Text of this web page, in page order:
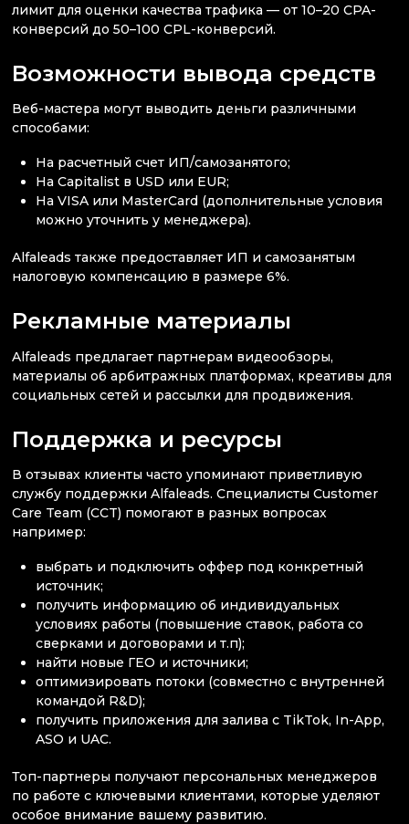
лимит для оценки качества трафика — от 10–20 CPA-
конверсий до 50–100 CPL-конверсий.
Возможности вывода средств
Веб-мастера могут выводить деньги различными
способами:
На расчетный счет ИП/самозанятого;
На Capitalist в USD или EUR;
На VISA или MasterCard (дополнительные условия
можно уточнить у менеджера).
Alfaleads также предоставляет ИП и самозанятым
налоговую компенсацию в размере 6%.
Рекламные материалы
Alfaleads предлагает партнерам видеообзоры,
материалы об арбитражных платформах, креативы для
социальных сетей и рассылки для продвижения.
Поддержка и ресурсы
В отзывах клиенты часто упоминают приветливую
службу поддержки Alfaleads. Специалисты Customer
Care Team (CCT) помогают в разных вопросах
например:
выбрать и подключить оффер под конкретный
источник;
получить информацию об индивидуальных
условиях работы (повышение ставок, работа со
сверками и договорами и т.п);
найти новые ГЕО и источники;
оптимизировать потоки (совместно с внутренней
командой R&D);
получить приложения для залива с TikTok, In-App,
ASO и UAC.
Топ-партнеры получают персональных менеджеров
по работе с ключевыми клиентами, которые уделяют
особое внимание вашему развитию.